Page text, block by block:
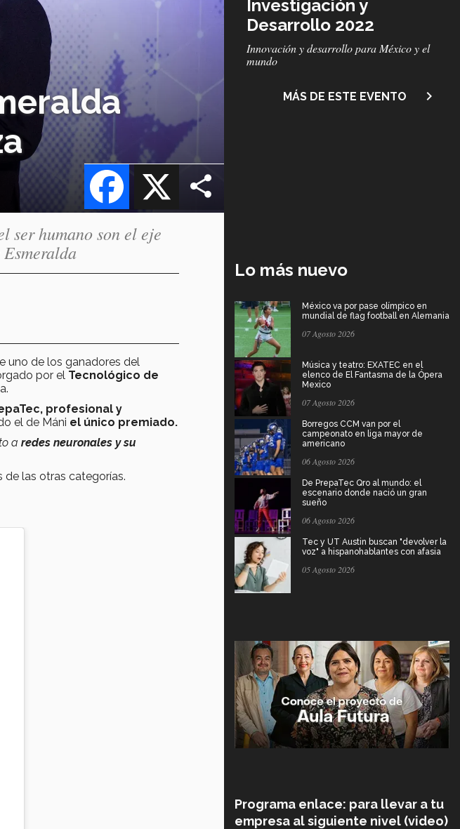
X
Facebook
Investigación y
Desarrollo 2022
Subtítulo
Innovación y desarrollo para México y el
mundo
MÁS DE ESTE EVENTO navigate_next
ser humano son el eje
uno de los ganadores del
por el Tecnológico de
profesional y
el de Máni el único premiado.
a redes neuronales y su
las otras categorías.
Lo más nuevo
México va por pase olímpico en
mundial de flag football en Alemania
07 Agosto 2026
Música y teatro: EXATEC en el
elenco de El Fantasma de la Ópera
Mexico
07 Agosto 2026
Borregos CCM van por el
campeonato en liga mayor de
americano
06 Agosto 2026
De PrepaTec Qro al mundo: el
escenario donde nació un gran
sueño
06 Agosto 2026
Tec y UT Austin buscan "devolver la
voz" a hispanohablantes con afasia
05 Agosto 2026
Programa enlace: para llevar a tu
empresa al siguiente nivel (video)